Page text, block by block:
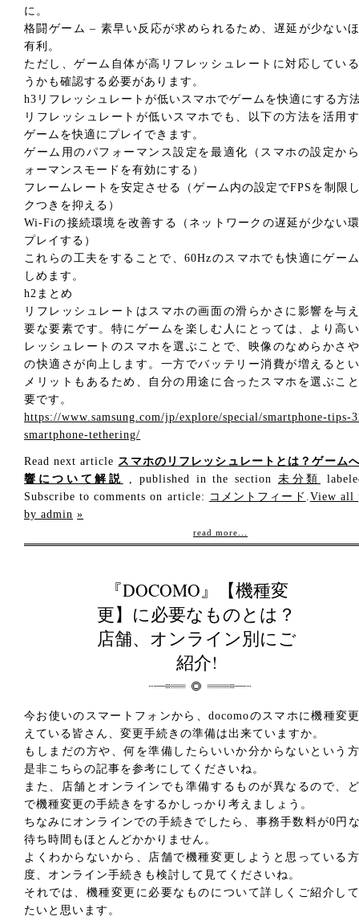
に。
格闘ゲーム – 素早い反応が求められるため、遅延が少ない
有利。
ただし、ゲーム自体が高リフレッシュレートに対応してい
うかも確認する必要があります。
h3リフレッシュレートが低いスマホでゲームを快適にする方
リフレッシュレートが低いスマホでも、以下の方法を活用
ゲームを快適にプレイできます。
ゲーム用のパフォーマンス設定を最適化（スマホの設定か
ォーマンスモードを有効にする）
フレームレートを安定させる（ゲーム内の設定でFPSを制限
クつきを抑える）
Wi-Fiの接続環境を改善する（ネットワークの遅延が少ない
プレイする）
これらの工夫をすることで、60Hzのスマホでも快適にゲー
しめます。
h2まとめ
リフレッシュレートはスマホの画面の滑らかさに影響を与
要な要素です。特にゲームを楽しむ人にとっては、より高
レッシュレートのスマホを選ぶことで、映像のなめらかさ
の快適さが向上します。一方でバッテリー消費が増えると
メリットもあるため、自分の用途に合ったスマホを選ぶこ
要です。
https://www.samsung.com/jp/explore/special/smartphone-tips-
smartphone-tethering/
Read next article スマホのリフレッシュレートとは？ゲーム
響について解説
, published in the section 未分類
Subscribe to comments on article: コメントフィード View all
by admin »
read more...
『DOCOMO』【機種変
更】に必要なものとは？
店舗、オンライン別にご
紹介!
今お使いのスマートフォンから、docomoのスマホに機種変
えている皆さん、変更手続きの準備は出来ていますか。
もしまだの方や、何を準備したらいいか分からないという
是非こちらの記事を参考にしてくださいね。
また、店舗とオンラインでも準備するものが異なるので、
で機種変更の手続きをするかしっかり考えましょう。
ちなみにオンラインでの手続きでしたら、事務手数料が0円
待ち時間もほとんどかかりません。
よくわからないから、店舗で機種変更しようと思っている
度、オンライン手続きも検討して見てくださいね。
それでは、機種変更に必要なものについて詳しくご紹介し
たいと思います。